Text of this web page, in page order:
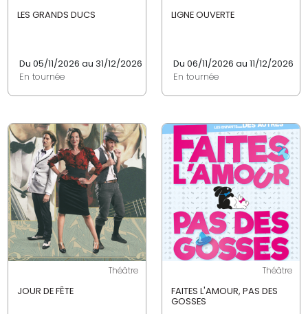
LES GRANDS DUCS
Du 05/11/2026 au 31/12/2026
En tournée
LIGNE OUVERTE
Du 06/11/2026 au 11/12/2026
En tournée
Théâtre
JOUR DE FÊTE
Théâtre
FAITES L'AMOUR, PAS DES
GOSSES